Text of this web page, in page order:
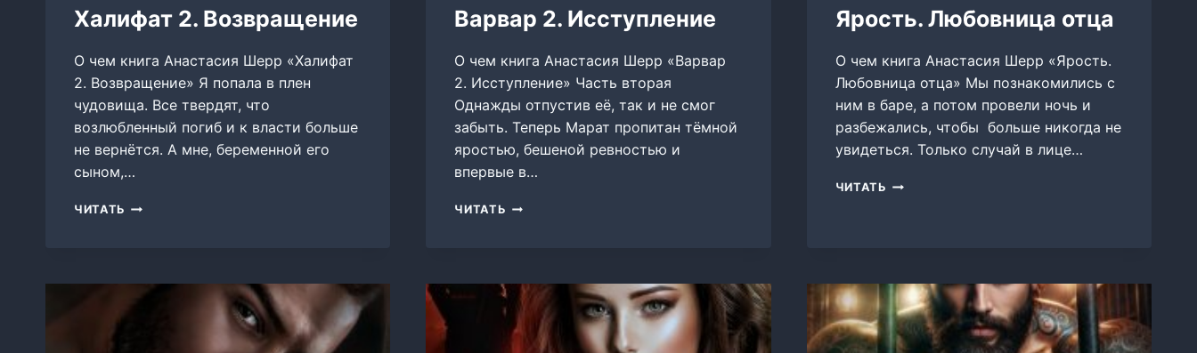
Халифат 2. Возвращение
О чем книга Анастасия Шерр «Халифат
2. Возвращение» Я попала в плен
чудовища. Все твердят, что
возлюбленный погиб и к власти больше
не вернётся. А мне, беременной его
сыном,…
ЧИТАТЬ ХАЛИФАТ
Варвар 2. Исступление
О чем книга Анастасия Шерр «Варвар
2. Исступление» Часть вторая
Однажды отпустив её, так и не смог
забыть. Теперь Марат пропитан тёмной
яростью, бешеной ревностью и
впервые в…
ЧИТАТЬ ВАРВАР
Ярость. Любовница отца
О чем книга Анастасия Шерр «Ярость.
Любовница отца» Мы познакомились с
ним в баре, а потом провели ночь и
разбежались, чтобы больше никогда не
увидеться. Только случай в лице…
ЧИТАТЬ ЯРОСТЬ.